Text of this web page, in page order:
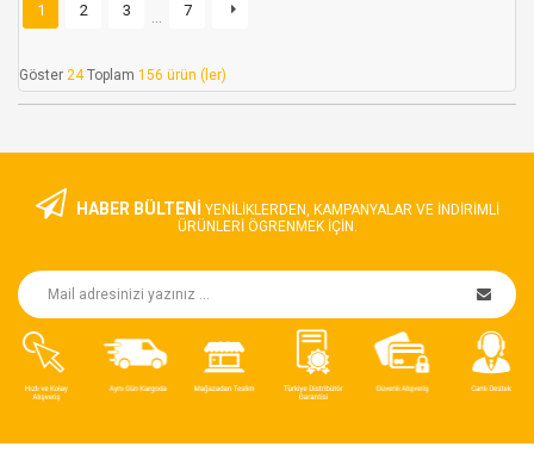
1 2 3 … 7
Göster 24Toplam 156 ürün (ler)
HABER BÜLTENİ YENILIKLERDEN, KAMPANYALAR VE INDIRIMLI
ÜRÜNLERI ÖGRENMEK IÇIN.